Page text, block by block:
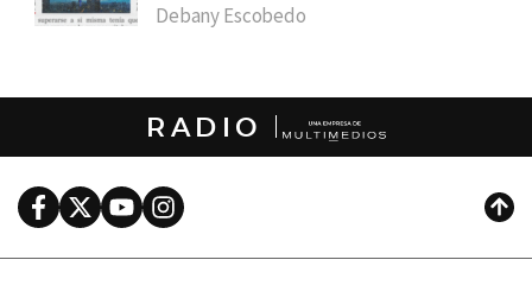
Debany Escobedo
RADIO
FacebookTwitterYoutubeInstagram